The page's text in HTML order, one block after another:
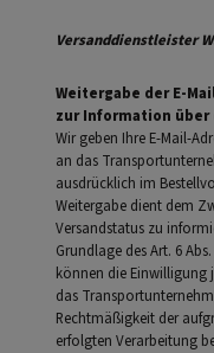
Versanddienstleister
Weitergabe der E-
zur Information über
Wir geben Ihre E-Mail-
an das
ausdrücklich im
Weitergabe dient dem
Versandstatus zu
Grundlage des Art. 6
können die Einwilligung
das
Rechtmäßigkeit der
erfolgten Verarbeitung